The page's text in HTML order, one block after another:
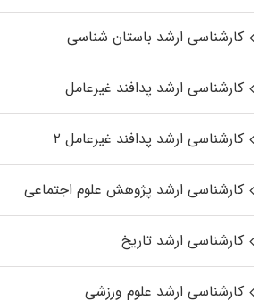
کارشناسی ارشد باستان شناسی
کارشناسی ارشد پدافند غیرعامل
کارشناسی ارشد پدافند غیرعامل ۲
کارشناسی ارشد پژوهش علوم اجتماعی
کارشناسی ارشد تاریخ
کارشناسی ارشد علوم ورزشی